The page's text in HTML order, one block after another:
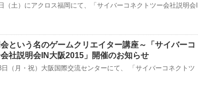
（土）にアクロス福岡にて、「サイバーコネクトツー会社説明会I
という名のゲームクリエイター講座～「サイバーコ
社説明会IN大阪2015」開催のお知らせ
日（月・祝）大阪国際交流センターにて、 「サイバーコネクトツ